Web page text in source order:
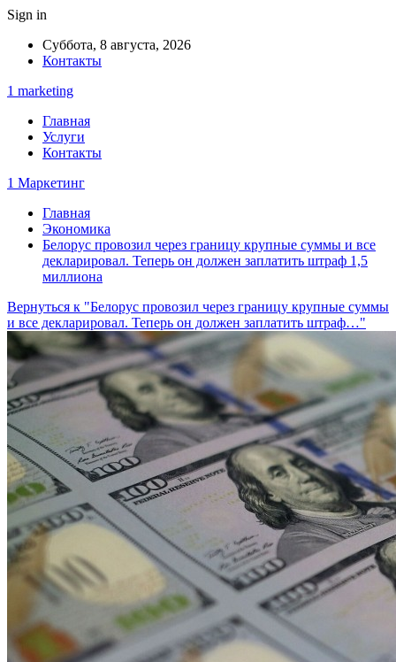
Sign in
Суббота, 8 августа, 2026
Контакты
1 marketing
Главная
Услуги
Контакты
1 Маркетинг
Главная
Экономика
Белорус провозил через границу крупные суммы и все
декларировал. Теперь он должен заплатить штраф 1,5
миллиона
Вернуться к "Белорус провозил через границу крупные суммы
и все декларировал. Теперь он должен заплатить штраф…"